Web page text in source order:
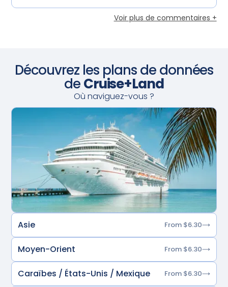
Voir plus de commentaires +
Découvrez les plans de données
deCruise+Land
Où naviguez-vous ?
Asie From $6.30
Moyen-Orient From $6.30
Caraïbes / États-Unis / Mexique From $6.30